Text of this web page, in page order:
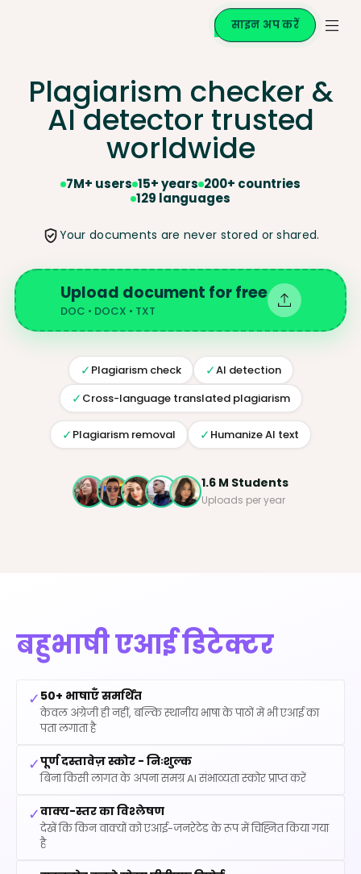
साइन अप करें
Plagiarism checker &
AIdetector trusted
worldwide
7M+ users 15+ years 200+ countries
129 languages
Your documents are never stored or shared.
Upload document for free
DOC • DOCX • TXT
✓ Plagiarism check ✓AI detection
✓ Cross-language translated plagiarism
✓ Plagiarism removal ✓ Humanize AI text
1.6 M Students
Uploads per year
बहुभाषी एआई डिटेक्टर
✓ 50+ भाषाएँ समर्थित
केवल अंग्रेजी ही नहीं, बल्कि स्थानीय भाषा के पाठों में भी एआई का
पता लगाता है
✓पूर्ण दस्तावेज़ स्कोर - निःशुल्क
बिना किसी लागत के अपना समग्र AI संभाव्यता स्कोर प्राप्त करें
✓वाक्य-स्तर का विश्लेषण
देखें कि किन वाक्यों को एआई-जनरेटेड के रूप में चिह्नित किया गया
है